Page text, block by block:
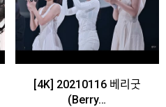
[4K] 20210116 베리굿
(Berry…